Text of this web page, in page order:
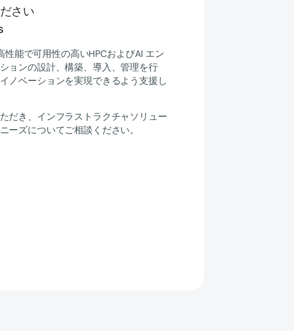
さい
性能で可用性の高いHPCおよびAI エン
ョンの設計、構築、導入、管理を行
ノベーションを実現できるよう支援し
だき、インフラストラクチャソリュー
ーズについてご相談ください。